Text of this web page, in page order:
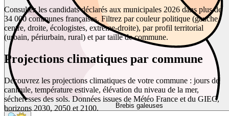
Brebis galeuses
Consultez les candidats déclarés aux municipales 2026 dans plus de
34 000 communes françaises. Filtrez par couleur politique (gauche,
centre, droite, écologistes, extrême-droite), par profil territorial
(urbain, périurbain, rural) et par taille de commune.
Projections climatiques par commune
Découvrez les projections climatiques de votre commune : jours de
canicule, température estivale, élévation du niveau de la mer,
sécheresses des sols. Données issues de Météo France et du GIEC,
horizons 2030, 2050 et 2100.